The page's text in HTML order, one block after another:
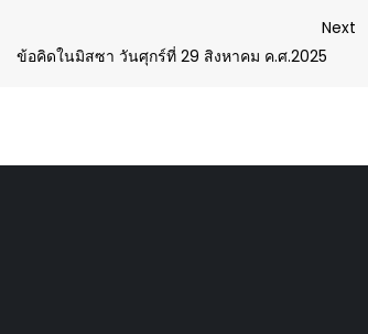
Next
ข้อคิดในมิสซา วันศุกร์ที่ 29 สิงหาคม ค.ศ.2025